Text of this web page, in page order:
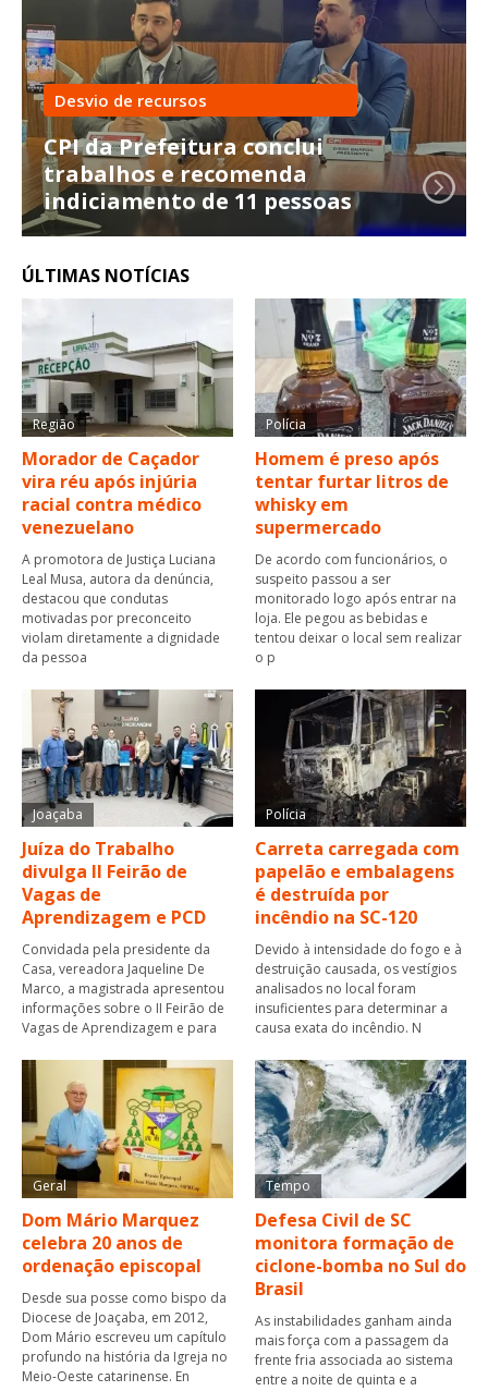
Desvio de recursos
CPI da Prefeitura conclui
trabalhos e recomenda
indiciamento de 11 pessoas
ÚLTIMAS NOTÍCIAS
Região
Morador de Caçador
vira réu após injúria
racial contra médico
venezuelano
A promotora de Justiça Luciana
Leal Musa, autora da denúncia,
destacou que condutas
motivadas por preconceito
violam diretamente a dignidade
da pessoa
Polícia
Homem é preso após
tentar furtar litros de
whisky em
supermercado
De acordo com funcionários, o
suspeito passou a ser
monitorado logo após entrar na
loja. Ele pegou as bebidas e
tentou deixar o local sem realizar
o p
Joaçaba
Juíza do Trabalho
divulga II Feirão de
Vagas de
Aprendizagem e PCD
Convidada pela presidente da
Casa, vereadora Jaqueline De
Marco, a magistrada apresentou
informações sobre o II Feirão de
Vagas de Aprendizagem e para
Polícia
Carreta carregada com
papelão e embalagens
é destruída por
incêndio na SC-120
Devido à intensidade do fogo e à
destruição causada, os vestígios
analisados no local foram
insuficientes para determinar a
causa exata do incêndio. N
Geral
Dom Mário Marquez
celebra 20 anos de
ordenação episcopal
Desde sua posse como bispo da
Diocese de Joaçaba, em 2012,
Dom Mário escreveu um capítulo
profundo na história da Igreja no
Meio-Oeste catarinense. En
Tempo
Defesa Civil de SC
monitora formação de
ciclone-bomba no Sul do
Brasil
As instabilidades ganham ainda
mais força com a passagem da
frente fria associada ao sistema
entre a noite de quinta e a